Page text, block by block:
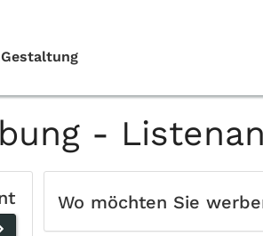
-
Wo möchten Sie